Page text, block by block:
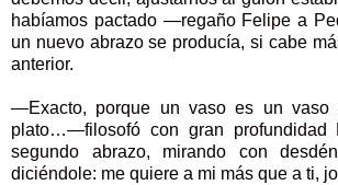
habíamos pactado —regaño Felipe a
un nuevo abrazo se producía, si cabe
anterior.
—Exacto, porque un vaso es un
plato…—filosofó con gran profundidad
segundo abrazo, mirando con
diciéndole: me quiere a mi más que a ti,